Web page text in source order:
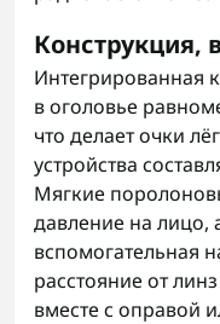
Конструкция,
Интегрированная
в оголовье
что делает очки
устройства
Мягкие
давление на лицо,
вспомогательная
расстояние от
вместе с оправой